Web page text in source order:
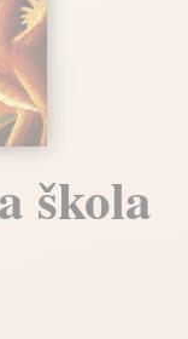
škola